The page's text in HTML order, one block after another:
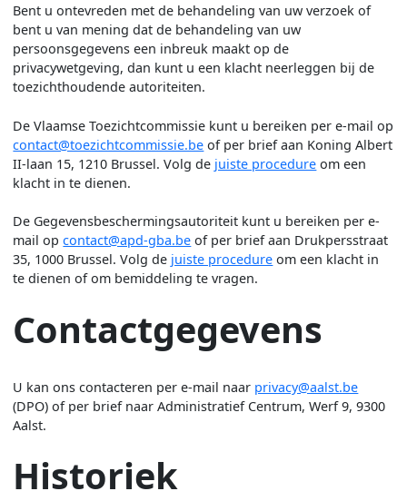
Bent u ontevreden met de behandeling van uw verzoek of
bent u van mening dat de behandeling van uw
persoonsgegevens een inbreuk maakt op de
privacywetgeving, dan kunt u een klacht neerleggen bij de
toezichthoudende autoriteiten.
De Vlaamse Toezichtcommissie kunt u bereiken per e-mail op
contact@toezichtcommissie.be of per brief aan Koning Albert
II-laan 15, 1210 Brussel. Volg de juiste procedure om een
klacht in te dienen.
De Gegevensbeschermingsautoriteit kunt u bereiken per e-
mail opcontact@apd-gba.be of per brief aan Drukpersstraat
35, 1000 Brussel. Volg de juiste procedure om een klacht in
te dienen of om bemiddeling te vragen.
Contactgegevens
U kan ons contacteren per e-mail naar privacy@aalst.be
(DPO) of per brief naar Administratief Centrum, Werf 9, 9300
Aalst.
Historiek